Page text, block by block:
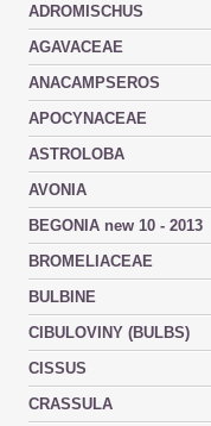
ADROMISCHUS
AGAVACEAE
ANACAMPSEROS
APOCYNACEAE
ASTROLOBA
AVONIA
BEGONIA new 10 - 2013
BROMELIACEAE
BULBINE
CIBULOVINY (BULBS)
CISSUS
CRASSULA